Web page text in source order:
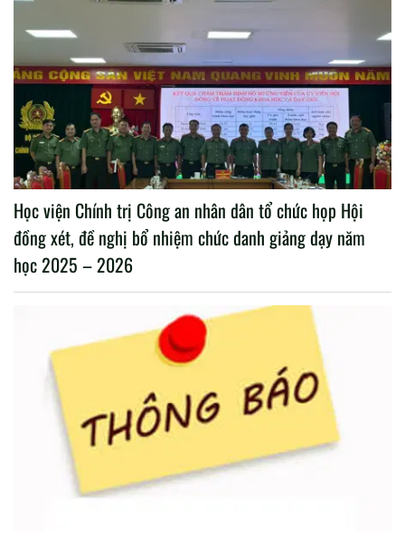
Học viện Chính trị Công an nhân dân tổ chức họp Hội
đồng xét, đề nghị bổ nhiệm chức danh giảng dạy năm
học 2025 – 2026